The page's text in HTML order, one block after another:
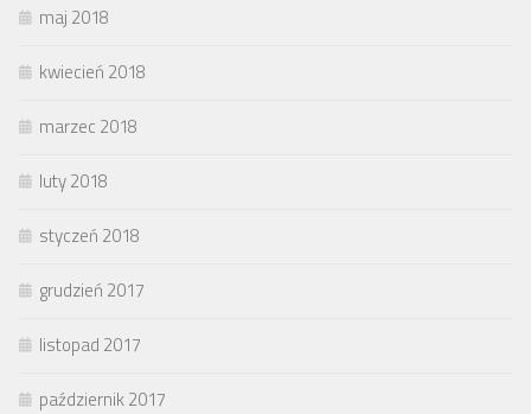
maj 2018
kwiecień 2018
marzec 2018
luty 2018
styczeń 2018
grudzień 2017
listopad 2017
październik 2017